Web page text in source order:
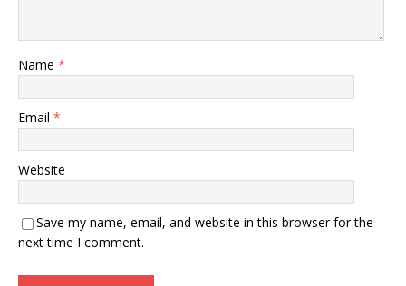
Name *
Email *
Website
Save my name, email, and website in this browser for the
next time I comment.